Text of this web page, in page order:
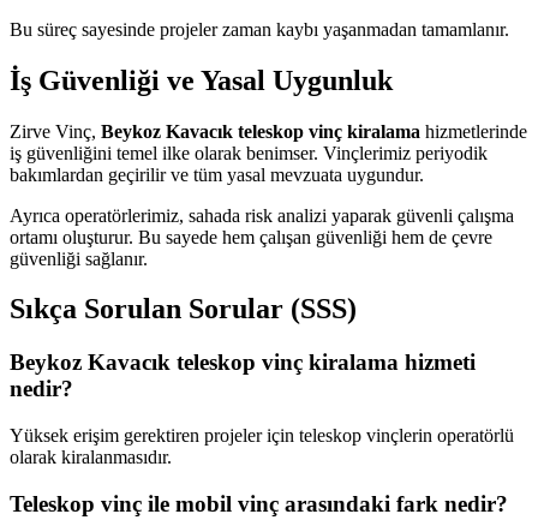
Bu süreç sayesinde projeler zaman kaybı yaşanmadan tamamlanır.
İş Güvenliği ve Yasal Uygunluk
Zirve Vinç, Beykoz Kavacık teleskop vinç kiralama hizmetlerinde
iş güvenliğini temel ilke olarak benimser. Vinçlerimiz periyodik
bakımlardan geçirilir ve tüm yasal mevzuata uygundur.
Ayrıca operatörlerimiz, sahada risk analizi yaparak güvenli çalışma
ortamı oluşturur. Bu sayede hem çalışan güvenliği hem de çevre
güvenliği sağlanır.
Sıkça Sorulan Sorular (SSS)
Beykoz Kavacık teleskop vinç kiralama hizmeti
nedir?
Yüksek erişim gerektiren projeler için teleskop vinçlerin operatörlü
olarak kiralanmasıdır.
Teleskop vinç ile mobil vinç arasındaki fark nedir?